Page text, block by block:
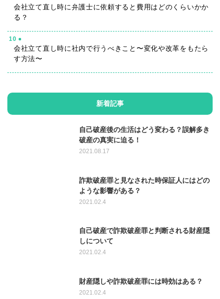
会社立て直し時に弁護士に依頼すると費用はどのくらいかか
る？
10
会社立て直し時に社内で行うべきこと〜変化や改革をもたら
す方法〜
新着記事
自己破産後の生活はどう変わる？誤解多き
破産の真実に迫る！
2021.08.17
詐欺破産罪と見なされた時保証人にはどの
ような影響がある？
2021.02.4
自己破産で詐欺破産罪と判断される財産隠
しについて
2021.02.4
財産隠しや詐欺破産罪には時効はある？
2021.02.4